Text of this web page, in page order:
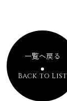
一覧へ戻る
Back to List